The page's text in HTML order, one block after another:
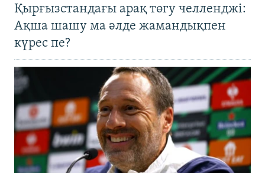
Қырғызстандағы арақ төгу челленджі:
Ақша шашу ма әлде жамандықпен
күрес пе?